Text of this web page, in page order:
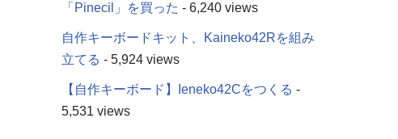
「Pinecil」を買った - 6,240 views
自作キーボードキット、Kaineko42Rを組み
立てる - 5,924 views
【自作キーボード】Ieneko42Cをつくる -
5,531 views